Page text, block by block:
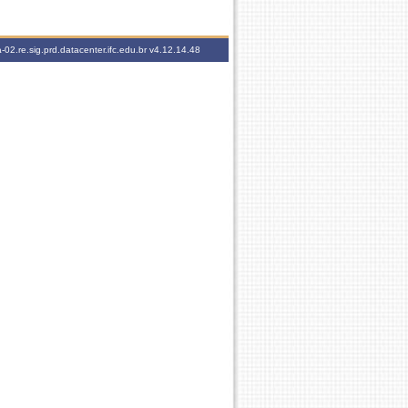
02.re.sig.prd.datacenter.ifc.edu.brv4.12.14.48